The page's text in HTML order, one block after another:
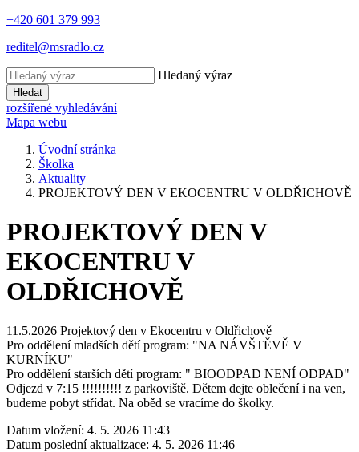
+420 601 379 993
reditel@msradlo.cz
Hledaný výraz
Hledat
rozšířené vyhledávání
Mapa webu
Úvodní stránka
Školka
Aktuality
PROJEKTOVÝ DEN V EKOCENTRU V OLDŘICHOVĚ
PROJEKTOVÝ DEN V
EKOCENTRU V
OLDŘICHOVĚ
11.5.2026 Projektový den v Ekocentru v Oldřichově
Pro oddělení mladších dětí program: "NA NÁVŠTĚVĚ V
KURNÍKU"
Pro oddělení starších dětí program: " BIOODPAD NENÍ ODPAD"
Odjezd v 7:15 !!!!!!!!!! z parkoviště. Dětem dejte oblečení i na ven,
budeme pobyt střídat. Na oběd se vracíme do školky.
Datum vložení: 4. 5. 2026 11:43
Datum poslední aktualizace: 4. 5. 2026 11:46